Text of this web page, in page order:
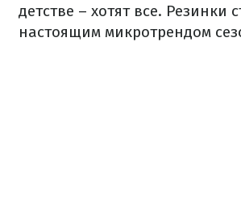
детстве – хотят все. Резинки
настоящим микротрендом